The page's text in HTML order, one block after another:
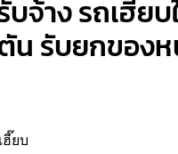
จ้าง รถเฮี๊ยบ
น รับยกของ
ฮี๊ยบ